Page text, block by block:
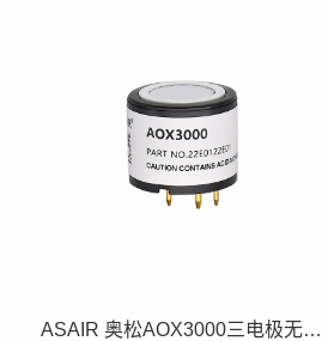
ASAIR 奥松AOX3000三电极无铅氧气传感器工业用电化学氧电池